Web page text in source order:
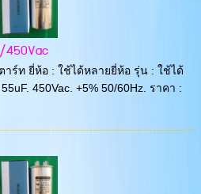
450Vac
ร์ท ยี่ห้อ : ใช้ได้หลายยี่ห้อ รุ่น : ใช้ได้
450Vac. +5% 50/60Hz. ราคา :